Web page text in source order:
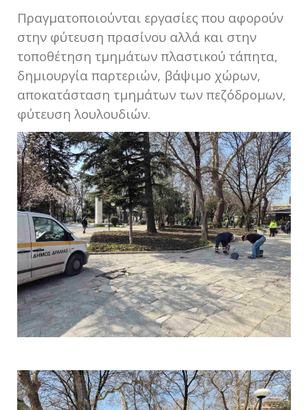
Πραγματοποιούνται εργασίες που αφορούν
στην φύτευση πρασίνου αλλά και στην
τοποθέτηση τμημάτων πλαστικού τάπητα,
δημιουργία παρτεριών, βάψιμο χώρων,
αποκατάσταση τμημάτων των πεζόδρομων,
φύτευση λουλουδιών.